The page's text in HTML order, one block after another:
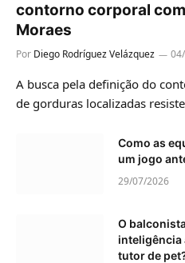
contorno corporal
Moraes
Por Diego Rodríguez Velázquez
A busca pela definição do
de gorduras localizadas
Como as
um jogo
29/07/2026
O
inteligência
tutor de